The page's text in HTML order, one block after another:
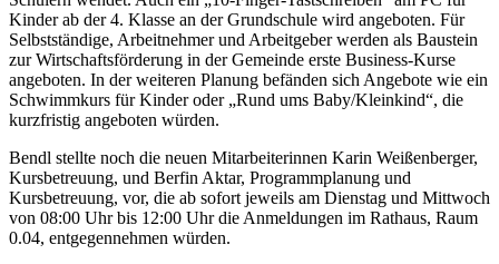
Kinder ab der 4. Klasse an der Grundschule wird angeboten. Für
Selbstständige, Arbeitnehmer und Arbeitgeber werden als Baustein
zur Wirtschaftsförderung in der Gemeinde erste Business-Kurse
angeboten. In der weiteren Planung befänden sich Angebote wie ein
Schwimmkurs für Kinder oder „Rund ums Baby/Kleinkind“, die
kurzfristig angeboten würden.
Bendl stellte noch die neuen Mitarbeiterinnen Karin Weißenberger,
Kursbetreuung, und Berfin Aktar, Programmplanung und
Kursbetreuung, vor, die ab sofort jeweils am Dienstag und Mittwoch
von 08:00 Uhr bis 12:00 Uhr die Anmeldungen im Rathaus, Raum
0.04, entgegennehmen würden.